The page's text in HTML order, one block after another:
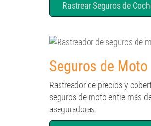
Rastrear Seguros de
Seguros de Moto
Rastreador de precios y
seguros de moto entre más
aseguradoras.